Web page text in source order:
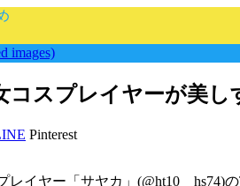
images)
コスプレイヤーが美
Pinterest
レイヤー「サヤカ」(@ht10__hs74)